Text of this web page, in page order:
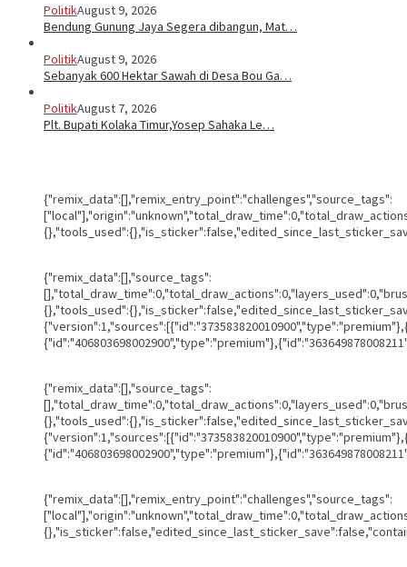
PolitikAugust 9, 2026
Bendung Gunung Jaya Segera dibangun, Mat…
PolitikAugust 9, 2026
Sebanyak 600 Hektar Sawah di Desa Bou Ga…
PolitikAugust 7, 2026
Plt. Bupati Kolaka Timur,Yosep Sahaka Le…
{"remix_data":[],"remix_entry_point":"challenges","source_tags":
{"remix_data":[],"source_tags":
{"remix_data":[],"source_tags":
{"remix_data":[],"remix_entry_point":"challenges","source_tags":